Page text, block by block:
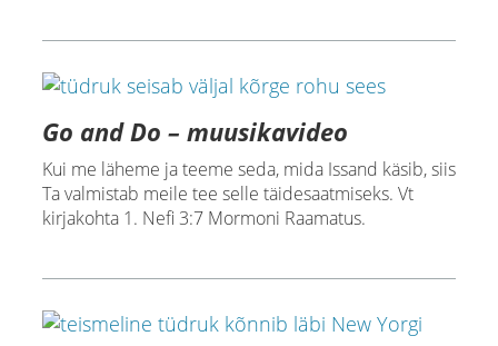
Go and Do – muusikavideo
Kui me läheme ja teeme seda, mida Issand käsib, siis
Ta valmistab meile tee selle täidesaatmiseks. Vt
kirjakohta 1. Nefi 3:7 Mormoni Raamatus.